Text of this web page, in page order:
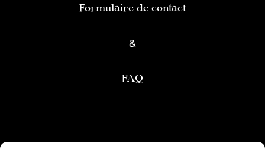
Formulaire de contact
&
FAQ